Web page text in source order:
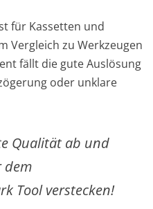
für Kassetten und
Vergleich zu Werkzeugen
fällt die gute Auslösung
oder unklare
Qualität ab und
dem
Tool verstecken!